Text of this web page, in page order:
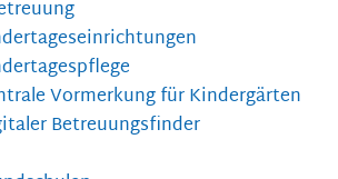
Vormerkung für Kindergärten
Betreuungsfinder